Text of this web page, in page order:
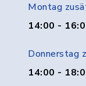
Montag
14:00 -
Donnerstag
14:00 -